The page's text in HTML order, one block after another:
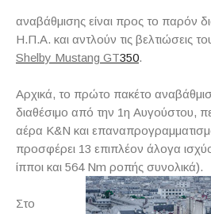
αναβάθμισης είναι προς το παρόν
Η.Π.Α. και αντλούν τις βελτιώσεις
Shelby Mustang GT350.
Αρχικά, το πρώτο πακέτο
διαθέσιμο από την 1η Αυγούστου,
αέρα K&N και
προσφέρει 13 επιπλέον άλογα
ίπποι και 564 Nm ροπής συνολικά).
Στο